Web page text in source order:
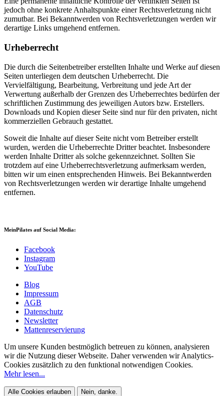
jedoch ohne konkrete Anhaltspunkte einer Rechtsverletzung nicht
zumutbar. Bei Bekanntwerden von Rechtsverletzungen werden wir
derartige Links umgehend entfernen.
Urheberrecht
Die durch die Seitenbetreiber erstellten Inhalte und Werke auf diesen
Seiten unterliegen dem deutschen Urheberrecht. Die
Vervielfältigung, Bearbeitung, Verbreitung und jede Art der
Verwertung außerhalb der Grenzen des Urheberrechtes bedürfen der
schriftlichen Zustimmung des jeweiligen Autors bzw. Erstellers.
Downloads und Kopien dieser Seite sind nur für den privaten, nicht
kommerziellen Gebrauch gestattet.
Soweit die Inhalte auf dieser Seite nicht vom Betreiber erstellt
wurden, werden die Urheberrechte Dritter beachtet. Insbesondere
werden Inhalte Dritter als solche gekennzeichnet. Sollten Sie
trotzdem auf eine Urheberrechtsverletzung aufmerksam werden,
bitten wir um einen entsprechenden Hinweis. Bei Bekanntwerden
von Rechtsverletzungen werden wir derartige Inhalte umgehend
entfernen.
MeinPilates auf Social Media:
Facebook
Instagram
YouTube
Blog
Impressum
AGB
Datenschutz
Newsletter
Mattenreservierung
Um unsere Kunden bestmöglich betreuen zu können, analysieren
wir die Nutzung dieser Webseite. Daher verwenden wir Analytics-
Cookies zusätzlich zu den funktional notwendigen Cookies.
Mehr lesen...
Alle Cookies erlauben Nein, danke.